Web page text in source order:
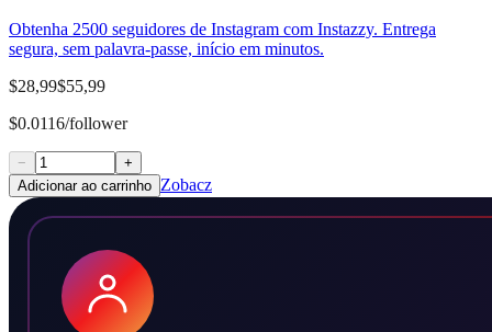
Obtenha 2500 seguidores de Instagram com Instazzy. Entrega
segura, sem palavra-passe, início em minutos.
$28,99$55,99
$0.0116/follower
−
+
Adicionar ao carrinho Zobacz